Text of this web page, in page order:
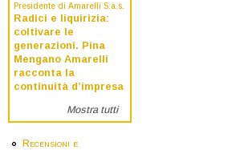
Presidente di Amarelli S.a.s.
Radici e liquirizia:
coltivare le
generazioni. Pina
Mengano Amarelli
racconta la
continuità d’impresa
Mostra tutti
Recensioni e